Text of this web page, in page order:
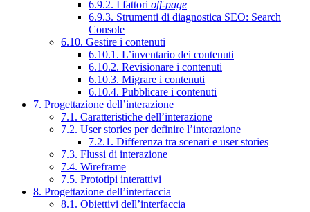
6.9.2. I fattori off-page
6.9.3. Strumenti di diagnostica SEO: Search
Console
6.10. Gestire i contenuti
6.10.1. L’inventario dei contenuti
6.10.2. Revisionare i contenuti
6.10.3. Migrare i contenuti
6.10.4. Pubblicare i contenuti
7. Progettazione dell’interazione
7.1. Caratteristiche dell’interazione
7.2. User stories per definire l’interazione
7.2.1. Differenza tra scenari e user stories
7.3. Flussi di interazione
7.4. Wireframe
7.5. Prototipi interattivi
8. Progettazione dell’interfaccia
8.1. Obiettivi dell’interfaccia